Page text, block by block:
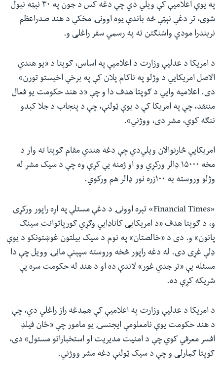
په یوې اعلامیې کې ویلي دي چې دغه کس د جون په ۳۰ نېټه نیول
شوی، تر دغې نېټې څه باندې یوه اوونۍ مخکې د هند صدراعظم
نرېندرا مودي واشنګتن ته په رسمي سفر راغلی و.
د امریکا د عدلیې وزارت د اعلامیې په اساس، ګوپتا د «یو هندي
الاصل امریکايي د وژلو په ناکام پلان کې په برخې اخیستو تورن»
دی. اعلامیه وايي د ګوپتا هدف دا و چې «د هند حکومت یو فعال
منتقد، چې په امریکا کې د یوې ټولنې، چې د پنجاب د جلا کېدو
ننګه کوي، مشر دی، ووژني».
امریکايي څارنوالان ویلي‌دي چې دغه هندي مقام ګوپتا ته وار د
مخه ۱۵۰۰۰ ډالر ورکړي وو او ژمنه یې کړې وه چې د سیک مشر له
وژلو وروسته به ۱۰۰زره نور ډالر هم ورکوي.
«
Financial Times» تېره اوونۍ د دغې مسئلې په اړه راپور ورکړی
و، د ګوپتا هدف «د امریکايی کاناډايي وګړي ګورپاتوانت سینګ
پانون» و. دی د «خالصتان» په نوم د سیک بیلتون غوښتونکو د یوې
ډلې غړی دی. له دغه راپور څخه وروسته سپېنې ماڼۍ وویل چې دا
مسئله یې «تر جدي غور» لاندې ده او د هند له حکومت سره یې
شریکه کړې ده.
د امریکا د عدلیې وزارت په اعلامیې کې همدغه راز راغلي دي، چې
د هند حکومت یوې نامعلومې ایجنسۍ یو مامور چې «ځان فیلډ
افسر معرفي کوي چې د امنیت مدیریت او استخباراتو مسئول» دی،
ګوپتا ګمارلی و چې د سیک ټولنې دغه مشر ووژني.